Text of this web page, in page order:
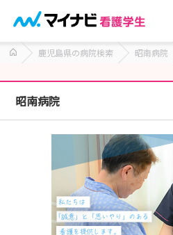
鹿児島県の病院検索 昭南病院
昭南病院